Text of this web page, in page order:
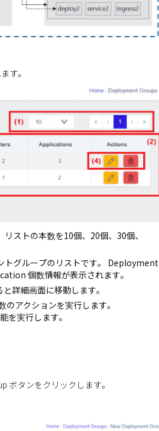
す。
ストの本数を10個、20個、30個、
トグループのリストです。 Deployment
個数情報が表示されます。
詳細画面に移動します。
アクションを実行します。
を実行します。
ボタンをクリックします。